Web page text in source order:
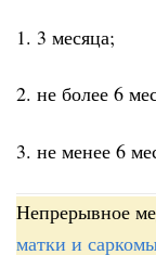
1. 3 месяца;
2. не более 6
3. не менее 6
Непрерывное
матки и